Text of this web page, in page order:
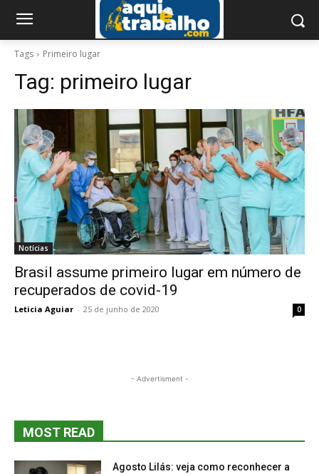
Tags Primeiro lugar
Tag: primeiro lugar
Notícias
Brasil assume primeiro lugar em número de
recuperados de covid-19
Leticia Aguiar - 25 de junho de 2020 0
- Advertisment -
MOST READ
Agosto Lilás: veja como reconhecer a